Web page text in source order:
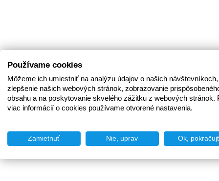
Používame cookies
Môžeme ich umiestniť na analýzu údajov o našich
zlepšenie našich webových stránok, zobrazovanie
obsahu a na poskytovanie skvelého zážitku z webových stránok.
viac informácií o cookies používame otvorené nastavenia.
Zamietnuť Nie, uprav Ok,